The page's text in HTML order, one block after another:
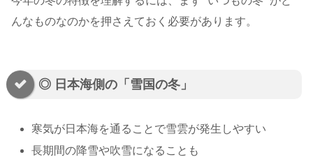
んなものなのかを押さえておく必要があります。
◎ 日本海側の「雪国の冬」
寒気が日本海を通ることで雪雲が発生しやすい
長期間の降雪や吹雪になることも